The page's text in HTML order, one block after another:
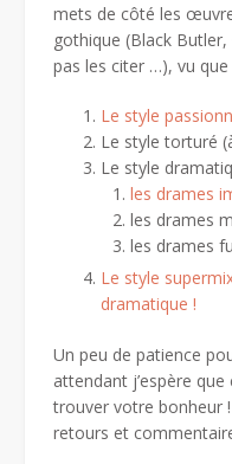
mets de côté les
gothique (Black
pas les citer …), vu
Le style
Le style torturé
Le style
les drames
les drames
les drames
Le style
dramatique !
Un peu de patience
attendant j’espère
trouver votre bonheur
retours et